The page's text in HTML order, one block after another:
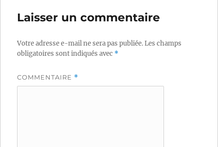
Laisser un commentaire
Votre adresse e-mail ne sera pas publiée.Les champs
obligatoires sont indiqués avec *
COMMENTAIRE *